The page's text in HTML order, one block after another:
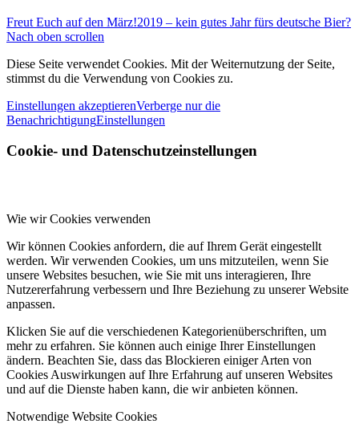
Freut Euch auf den März!2019 – kein gutes Jahr fürs deutsche Bier?
Nach oben scrollen
Diese Seite verwendet Cookies. Mit der Weiternutzung der Seite,
stimmst du die Verwendung von Cookies zu.
Einstellungen akzeptierenVerberge nur die
BenachrichtigungEinstellungen
Cookie- und Datenschutzeinstellungen
Wie wir Cookies verwenden
Wir können Cookies anfordern, die auf Ihrem Gerät eingestellt
werden. Wir verwenden Cookies, um uns mitzuteilen, wenn Sie
unsere Websites besuchen, wie Sie mit uns interagieren, Ihre
Nutzererfahrung verbessern und Ihre Beziehung zu unserer Website
anpassen.
Klicken Sie auf die verschiedenen Kategorienüberschriften, um
mehr zu erfahren. Sie können auch einige Ihrer Einstellungen
ändern. Beachten Sie, dass das Blockieren einiger Arten von
Cookies Auswirkungen auf Ihre Erfahrung auf unseren Websites
und auf die Dienste haben kann, die wir anbieten können.
Notwendige Website Cookies